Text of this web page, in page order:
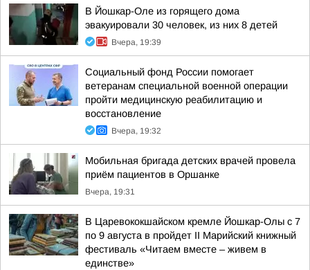
В Йошкар-Оле из горящего дома
эвакуировали 30 человек, из них 8 детей
Вчера, 19:39
Социальный фонд России помогает
ветеранам специальной военной операции
пройти медицинскую реабилитацию и
восстановление
Вчера, 19:32
Мобильная бригада детских врачей провела
приём пациентов в Оршанке
Вчера, 19:31
В Царевококшайском кремле Йошкар-Олы с 7
по 9 августа в пройдет II Марийский книжный
фестиваль «Читаем вместе – живем в
единстве»